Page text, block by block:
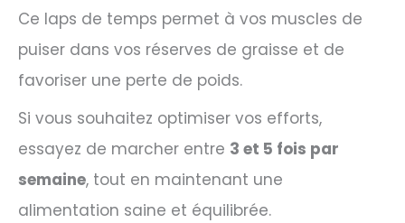
Ce laps de temps permet à vos muscles de
puiser dans vos réserves de graisse et de
favoriser une perte de poids.
Si vous souhaitez optimiser vos efforts,
essayez de marcher entre 3 et 5 fois par
semaine, tout en maintenant une
alimentation saine et équilibrée.